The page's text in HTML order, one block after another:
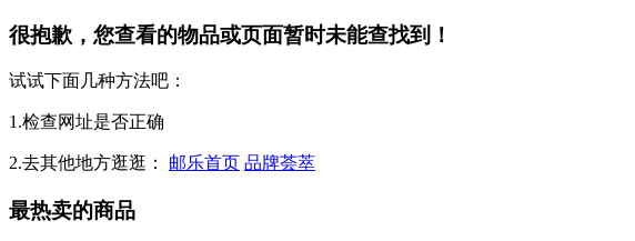
很抱歉，您查看的物品或页面暂时未能查找到！
试试下面几种方法吧：
1.检查网址是否正确
2.去其他地方逛逛： 邮乐首页 品牌荟萃
最热卖的商品